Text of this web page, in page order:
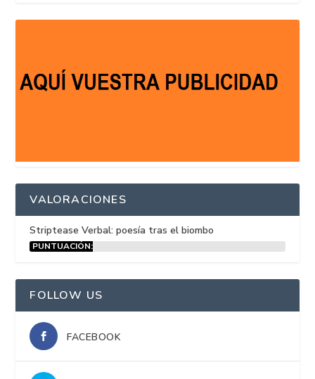
VALORACIONES
Striptease Verbal: poesía tras el biombo
PUNTUACIÓN:
FOLLOW US
FACEBOOK